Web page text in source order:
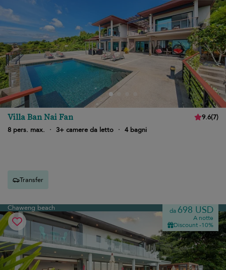
Villa Ban Nai Fan 9.6(7)
8 pers. max.
· 3+ camere da letto · 4 bagni
Transfer
Chaweng beach da 698 USD
A notte
Discount -10%